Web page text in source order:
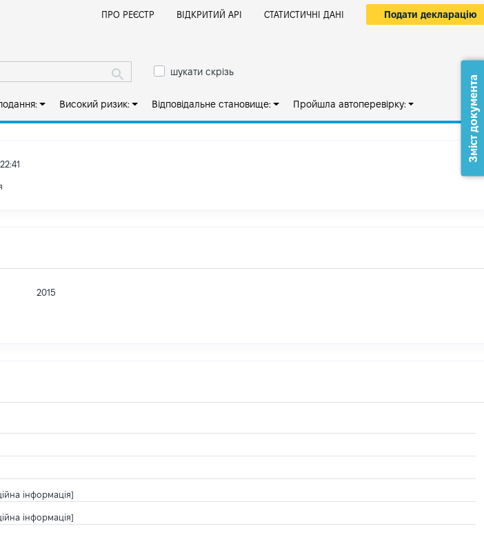
ПРО РЕЄСТР ВІДКРИТИЙ АРІ СТАТИСТИЧНІ ДАНІ Подати декларацію
шукати скрізь
Високий ризик: Відповідальне становище: Пройшла автоперевірку:
2015
інформація]
інформація]
Зміст документа